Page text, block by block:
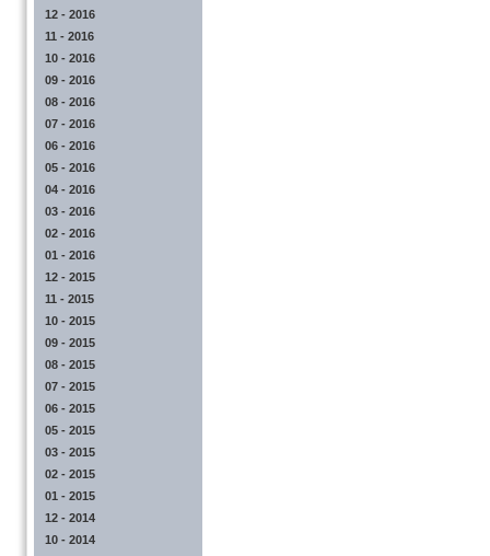
12 - 2016
11 - 2016
10 - 2016
09 - 2016
08 - 2016
07 - 2016
06 - 2016
05 - 2016
04 - 2016
03 - 2016
02 - 2016
01 - 2016
12 - 2015
11 - 2015
10 - 2015
09 - 2015
08 - 2015
07 - 2015
06 - 2015
05 - 2015
03 - 2015
02 - 2015
01 - 2015
12 - 2014
10 - 2014